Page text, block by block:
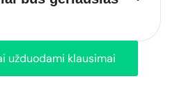
užduodami klausimai